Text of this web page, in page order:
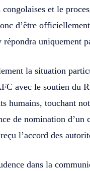
congolaises et le
d’être
uniquement
la situation
avec le soutien du
humains, touchant
de nomination d’un
l’accord des
dans la